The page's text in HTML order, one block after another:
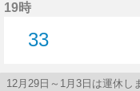
19時
33
12月29日～1月3日は運休し